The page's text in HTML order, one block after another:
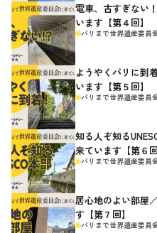
電車、古すぎない
います【第４回】
パリまで世界遺産委員
ようやくパリに到
います【第５回】
パリまで世界遺産委員
知る人ぞ知る
来ています【第６回
パリまで世界遺産委員
居心地のよい部屋
す【第７回】
パリまで世界遺産委員